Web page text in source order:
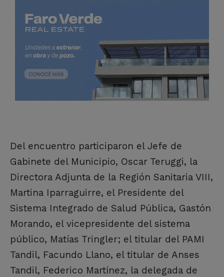
Del encuentro participaron el Jefe de
Gabinete del Municipio, Oscar Teruggi, la
Directora Adjunta de la Región Sanitaria VIII,
Martina Iparraguirre, el Presidente del
Sistema Integrado de Salud Pública, Gastón
Morando, el vicepresidente del sistema
público, Matías Tringler; el titular del PAMI
Tandil, Facundo Llano, el titular de Anses
Tandil, Federico Martínez, la delegada de